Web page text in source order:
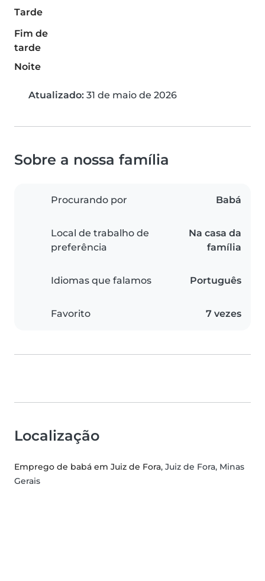
Tarde
Fim de
tarde
Noite
Atualizado: 31 de maio de 2026
Sobre a nossa família
Procurando por Babá
Local de trabalho de
preferência
Na casa da
família
Idiomas que falamos Português
Favorito 7 vezes
Localização
Emprego de babá em Juiz de Fora, Juiz de Fora, Minas
Gerais